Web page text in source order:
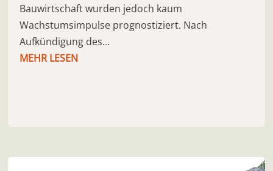
Bauwirtschaft wurden jedoch kaum
Wachstumsimpulse prognostiziert. Nach
Aufkündigung des...
MEHR LESEN